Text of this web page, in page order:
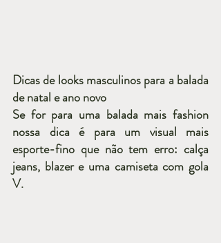
Dicas de looks masculinos para a balada
de natal e ano novo
Se for para uma balada mais fashion
nossa dica é para um visual mais
esporte-fino que não tem erro: calça
jeans, blazer e uma camiseta com gola
V.